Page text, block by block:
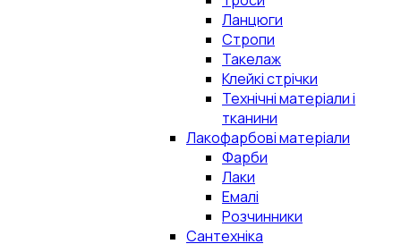
Ланцюги
Стропи
Такелаж
Клейкі стрічки
Технічні матеріали і
тканини
Лакофарбові матеріали
Фарби
Лаки
Емалі
Розчинники
Сантехніка